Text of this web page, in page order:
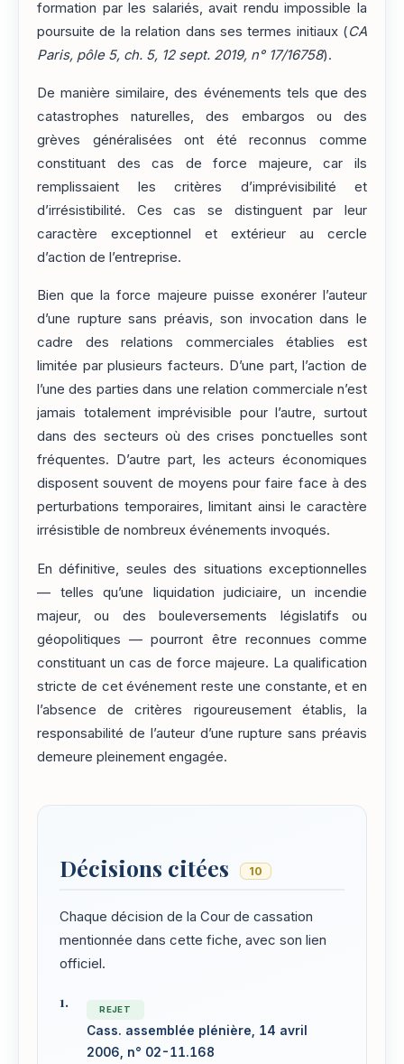
formation par les salariés, avait rendu impossible la
poursuite de la relation dans ses termes initiaux (CA
Paris, pôle 5, ch. 5, 12 sept. 2019, n° 17/16758).
De manière similaire, des événements tels que des
catastrophes naturelles, des embargos ou des
grèves généralisées ont été reconnus comme
constituant des cas de force majeure, car ils
remplissaient les critères d’imprévisibilité et
d’irrésistibilité. Ces cas se distinguent par leur
caractère exceptionnel et extérieur au cercle
d’action de l’entreprise.
Bien que la force majeure puisse exonérer l’auteur
d’une rupture sans préavis, son invocation dans le
cadre des relations commerciales établies est
limitée par plusieurs facteurs. D’une part, l’action de
l’une des parties dans une relation commerciale n’est
jamais totalement imprévisible pour l’autre, surtout
dans des secteurs où des crises ponctuelles sont
fréquentes. D’autre part, les acteurs économiques
disposent souvent de moyens pour faire face à des
perturbations temporaires, limitant ainsi le caractère
irrésistible de nombreux événements invoqués.
En définitive, seules des situations exceptionnelles
— telles qu’une liquidation judiciaire, un incendie
majeur, ou des bouleversements législatifs ou
géopolitiques — pourront être reconnues comme
constituant un cas de force majeure. La qualification
stricte de cet événement reste une constante, et en
l’absence de critères rigoureusement établis, la
responsabilité de l’auteur d’une rupture sans préavis
demeure pleinement engagée.
Décisions citées 10
Chaque décision de la Cour de cassation
mentionnée dans cette fiche, avec son lien
officiel.
REJET
Cass. assemblée plénière, 14 avril
2006, n° 02-11.168